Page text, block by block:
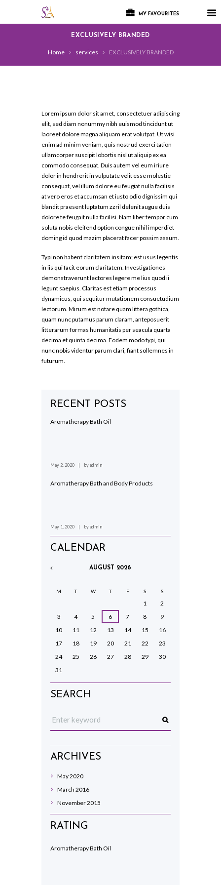
MY FAVOURITES
EXCLUSIVELY BRANDED
Home services EXCLUSIVELY BRANDED
Lorem ipsum dolor sit amet, consectetuer adipiscing
elit, sed diam nonummy nibh euismod tincidunt ut
laoreet dolore magna aliquam erat volutpat. Ut wisi
enim ad minim veniam, quis nostrud exerci tation
ullamcorper suscipit lobortis nisl ut aliquip ex ea
commodo consequat. Duis autem vel eum iriure
dolor in hendrerit in vulputate velit esse molestie
consequat, vel illum dolore eu feugiat nulla facilisis
at vero eros et accumsan et iusto odio dignissim qui
blandit praesent luptatum zzril delenit augue duis
dolore te feugait nulla facilisi. Nam liber tempor cum
soluta nobis eleifend option congue nihil imperdiet
doming id quod mazim placerat facer possim assum.
Typi non habent claritatem insitam; est usus legentis
in iis qui facit eorum claritatem. Investigationes
demonstraverunt lectores legere me lius quod ii
legunt saepius. Claritas est etiam processus
dynamicus, qui sequitur mutationem consuetudium
lectorum. Mirum est notare quam littera gothica,
quam nunc putamus parum claram, anteposuerit
litterarum formas humanitatis per seacula quarta
decima et quinta decima. Eodem modo typi, qui
nunc nobis videntur parum clari, fiant sollemnes in
futurum.
RECENT POSTS
Aromatherapy Bath Oil
May 2, 2020 byadmin
Aromatherapy Bath and Body Products
May 1, 2020 byadmin
CALENDAR
AUGUST 2026
M T W T F S S
1
2
3
4 5 6 7 8
9
10
11 12 13 14 15
16
17
18 19 20 21 22
23
24
25 26 27 28 29
30
31
SEARCH
ARCHIVES
May2020
March2016
November2015
RATING
Aromatherapy Bath Oil